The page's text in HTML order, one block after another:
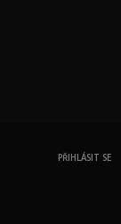
PŘIHLÁSIT SE